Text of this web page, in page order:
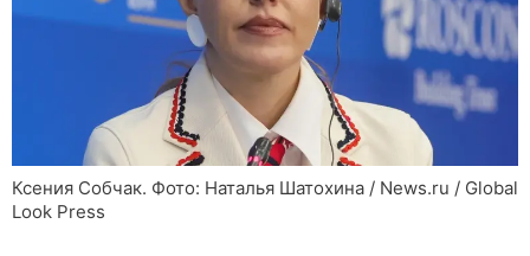
Ксения Собчак. Фото: Наталья Шатохина / News.ru / Global
Look Press